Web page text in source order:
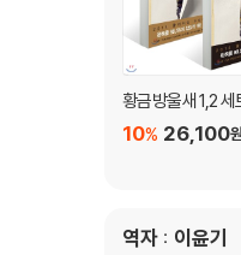
황금방울새 1,2 세
26,100원
10%
역자 : 이윤기